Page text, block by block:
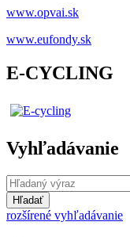
www.opvai.sk
www.eufondy.sk
E-CYCLING
Vyhľadávanie
Hľadať
rozšírené vyhľadávanie